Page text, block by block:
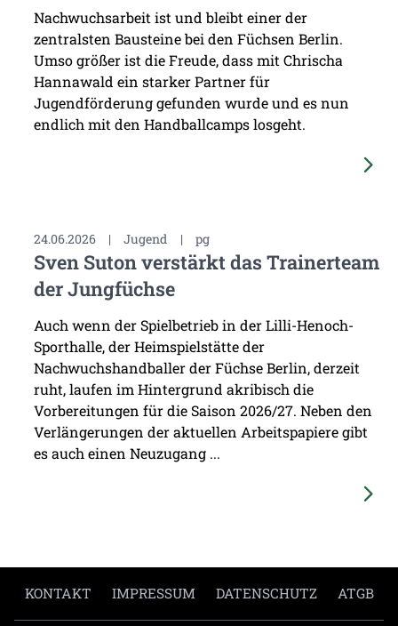
Nachwuchsarbeit ist und bleibt einer der
zentralsten Bausteine bei den Füchsen Berlin.
Umso größer ist die Freude, dass mit Chrischa
Hannawald ein starker Partner für
Jugendförderung gefunden wurde und es nun
endlich mit den Handballcamps losgeht.
24.06.2026 | Jugend | pg
Sven Suton verstärkt das Trainerteam
der Jungfüchse
Auch wenn der Spielbetrieb in der Lilli-Henoch-
Sporthalle, der Heimspielstätte der
Nachwuchshandballer der Füchse Berlin, derzeit
ruht, laufen im Hintergrund akribisch die
Vorbereitungen für die Saison 2026/27. Neben den
Verlängerungen der aktuellen Arbeitspapiere gibt
es auch einen Neuzugang ...
KONTAKT IMPRESSUM DATENSCHUTZ ATGB